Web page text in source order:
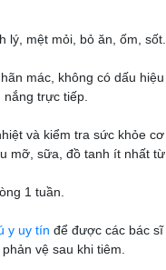
mệt mỏi, bỏ ăn, ốm, sốt...
mác, không có dấu
trực tiếp.
và kiểm tra sức khỏe
mỡ, sữa, đồ tanh ít nhất từ
1 tuần.
y uy tín để được các bác
vệ sau khi tiêm.